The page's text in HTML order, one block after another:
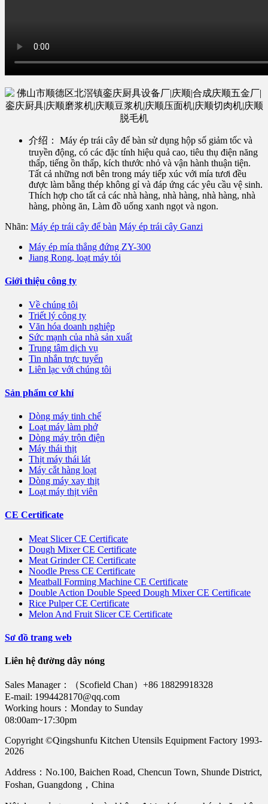
介绍：
Máy ép trái cây để bàn sử dụng hộp số giảm tốc và
truyền động, có các đặc tính hiệu quả cao, tiêu thụ điện năng
thấp, tiếng ồn thấp, kích thước nhỏ và vận hành thuận tiện.
Tất cả những nơi bên trong máy tiếp xúc với mía tươi đều
được làm bằng thép không gỉ và đáp ứng các yêu cầu vệ sinh.
Thích hợp cho tất cả các nhà hàng, nhà hàng, nhà hàng, nhà
hàng, phòng ăn, Làm đồ uống xanh ngọt và ngon.
Nhãn: Máy ép trái cây để bàn Máy ép trái cây Ganzi
Máy ép mía thẳng đứng ZY-300
Jiang Rong, loạt máy tỏi
Giới thiệu công ty
Về chúng tôi
Triết lý công ty
Văn hóa doanh nghiệp
Sức mạnh của nhà sản xuất
Trung tâm dịch vụ
Tin nhắn trực tuyến
Liên lạc với chúng tôi
Sản phẩm cơ khí
Dòng máy tinh chế
Loạt máy làm phở
Dòng máy trộn điện
Máy thái thịt
Thịt máy thái lát
Máy cắt hàng loạt
Dòng máy xay thịt
Loạt máy thịt viên
CE Certificate
Meat Slicer CE Certificate
Dough Mixer CE Certificate
Meat Grinder CE Certificate
Noodle Press CE Certificate
Meatball Forming Machine CE Certificate
Double Action Double Speed Dough Mixer CE Certificate
Rice Pulper CE Certificate
Melon And Fruit Slicer CE Certificate
Sơ đồ trang web
Liên hệ đường dây nóng
Sales Manager：（Scofield Chan）+86 18829918328
E-mail: 1994428170@qq.com
Working hours：Monday to Sunday
08:00am~17:30pm
Copyright ©Qingshunfu Kitchen Utensils Equipment Factory 1993-
2026
Address：No.100, Baichen Road, Chencun Town, Shunde District,
Foshan, Guangdong，China